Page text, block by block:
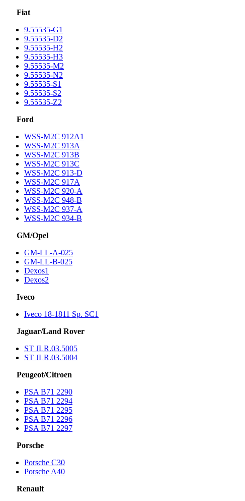
Fiat
9.55535-G1
9.55535-D2
9.55535-H2
9.55535-H3
9.55535-M2
9.55535-N2
9.55535-S1
9.55535-S2
9.55535-Z2
Ford
WSS-M2C 912A1
WSS-M2C 913A
WSS-M2C 913B
WSS-M2C 913C
WSS-M2C 913-D
WSS-M2C 917A
WSS-M2C 920-A
WSS-M2C 948-B
WSS-M2C 937-A
WSS-M2C 934-B
GM/Opel
GM-LL-A-025
GM-LL-B-025
Dexos1
Dexos2
Iveco
Iveco 18-1811 Sp. SC1
Jaguar/Land Rover
ST JLR.03.5005
ST JLR.03.5004
Peugeot/Citroen
PSA B71 2290
PSA B71 2294
PSA B71 2295
PSA B71 2296
PSA B71 2297
Porsche
Porsche С30
Porsche A40
Renault